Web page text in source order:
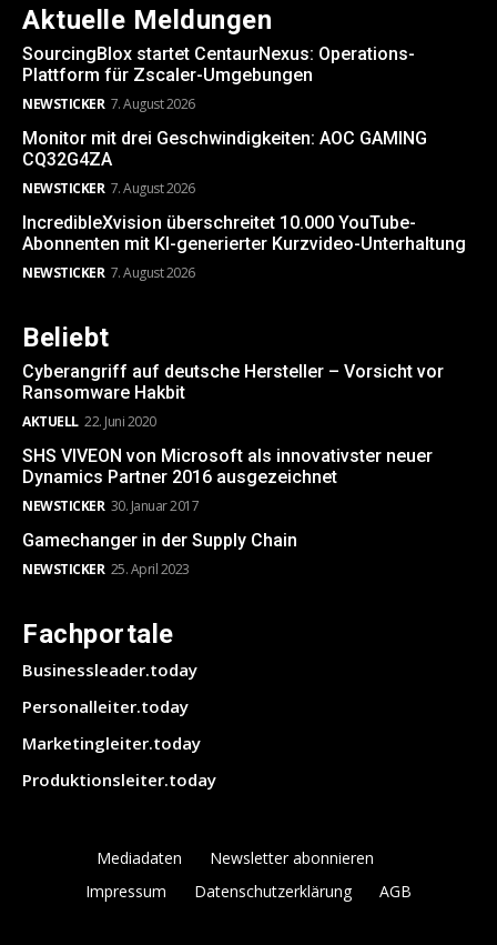
Aktuelle Meldungen
SourcingBlox startet CentaurNexus: Operations-
Plattform für Zscaler-Umgebungen
NEWSTICKER 7. August 2026
Monitor mit drei Geschwindigkeiten: AOC GAMING
CQ32G4ZA
NEWSTICKER 7. August 2026
IncredibleXvision überschreitet 10.000 YouTube-
Abonnenten mit KI-generierter Kurzvideo-Unterhaltung
NEWSTICKER 7. August 2026
Beliebt
Cyberangriff auf deutsche Hersteller – Vorsicht vor
Ransomware Hakbit
AKTUELL 22. Juni 2020
SHS VIVEON von Microsoft als innovativster neuer
Dynamics Partner 2016 ausgezeichnet
NEWSTICKER 30. Januar 2017
Gamechanger in der Supply Chain
NEWSTICKER 25. April 2023
Fachportale
Businessleader.today
Personalleiter.today
Marketingleiter.today
Produktionsleiter.today
Mediadaten
Newsletter abonnieren
Impressum
Datenschutzerklärung AGB